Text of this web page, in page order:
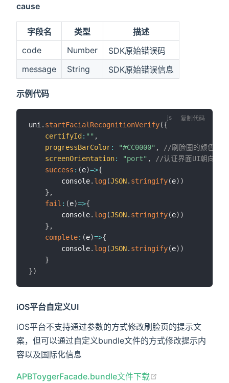
cause
字段名 类型
描述
code
Number
SDK原始错误码
message
String SDK原始错误信息
示例代码
uni . startFacialRecognitionVerify({
certifyId : "" ,
progressBarColor: "#CC0000" ,
//刷脸圈的颜色
screenOrientation: "port" ,
//认证界面UI朝向
success : (e)=>{
        console
. log(JSON. stringify(e) )
} ,
fail : (e)=>{
        console
. log(JSON. stringify(e) )
} ,
complete: (e)=>{
        console
. log(JSON. stringify(e) )
}
})
复制代码
iOS平台自定义UI
iOS平台不支持通过参数的方式修改刷脸页的提示文
案，但可以通过自定义bundle文件的方式修改提示内
容以及国际化信息
APBToygerFacade.bundle文件下载